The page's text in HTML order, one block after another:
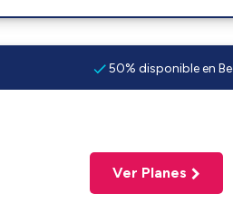
50% disponible en
Ver Planes